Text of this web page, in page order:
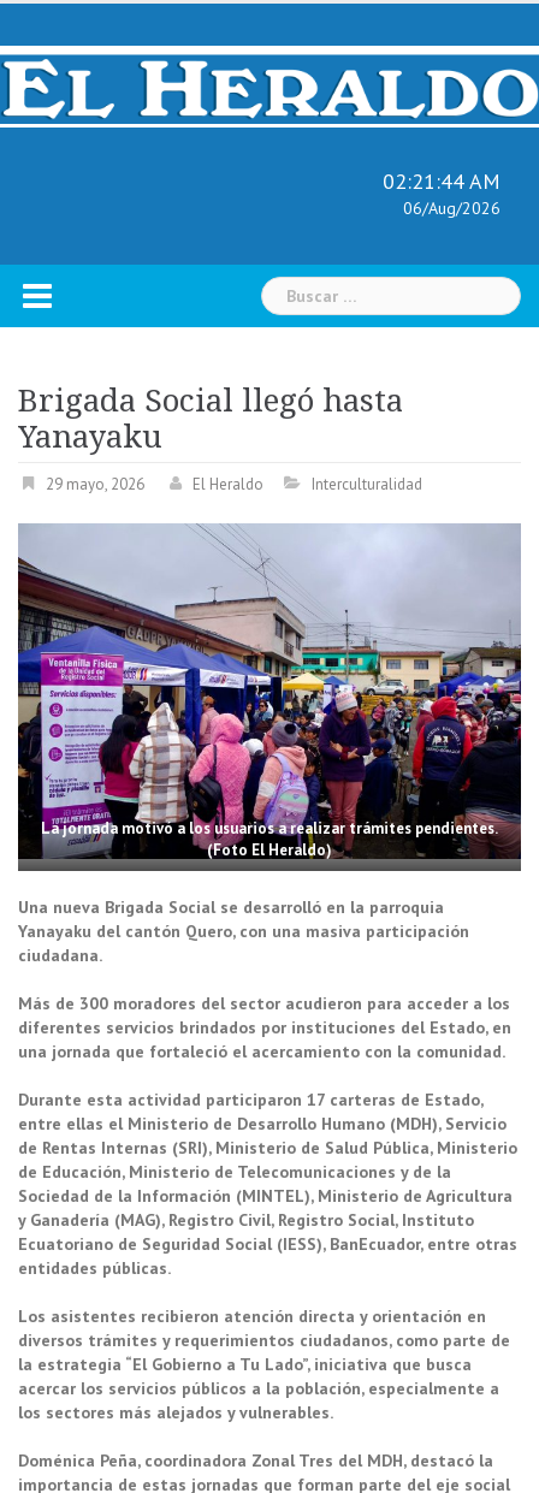
Skip
content
02:21:46 AM
06/Aug/2026
Buscar:
Brigada Social llegó hasta
Yanayaku
29 mayo, 2026 El Heraldo Interculturalidad
La jornada motivó a los usuarios a realizar trámites pendientes.
(Foto El Heraldo)
Una nueva Brigada Social se desarrolló en la parroquia
Yanayaku del cantón Quero, con una masiva participación
ciudadana.
Más de 300 moradores del sector acudieron para acceder a los
diferentes servicios brindados por instituciones del Estado, en
una jornada que fortaleció el acercamiento con la comunidad.
Durante esta actividad participaron 17 carteras de Estado,
entre ellas el Ministerio de Desarrollo Humano (MDH), Servicio
de Rentas Internas (SRI), Ministerio de Salud Pública, Ministerio
de Educación, Ministerio de Telecomunicaciones y de la
Sociedad de la Información (MINTEL), Ministerio de Agricultura
y Ganadería (MAG), Registro Civil, Registro Social, Instituto
Ecuatoriano de Seguridad Social (IESS), BanEcuador, entre otras
entidades públicas.
Los asistentes recibieron atención directa y orientación en
diversos trámites y requerimientos ciudadanos, como parte de
la estrategia “El Gobierno a Tu Lado”, iniciativa que busca
acercar los servicios públicos a la población, especialmente a
los sectores más alejados y vulnerables.
Doménica Peña, coordinadora Zonal Tres del MDH, destacó la
importancia de estas jornadas que forman parte del eje social